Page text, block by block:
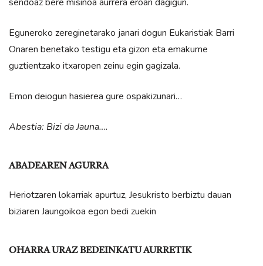
Eguneroko zereginetarako janari dogun Eukaristiak Barri
Onaren benetako testigu eta gizon eta emakume
guztientzako itxaropen zeinu egin gagizala.
Emon deiogun hasierea gure ospakizunari…
Abestia: Bizi da Jauna….
ABADEAREN AGURRA
Heriotzaren lokarriak apurtuz, Jesukristo berbiztu dauan
biziaren Jaungoikoa egon bedi zuekin
OHARRA URAZ BEDEINKATU AURRETIK